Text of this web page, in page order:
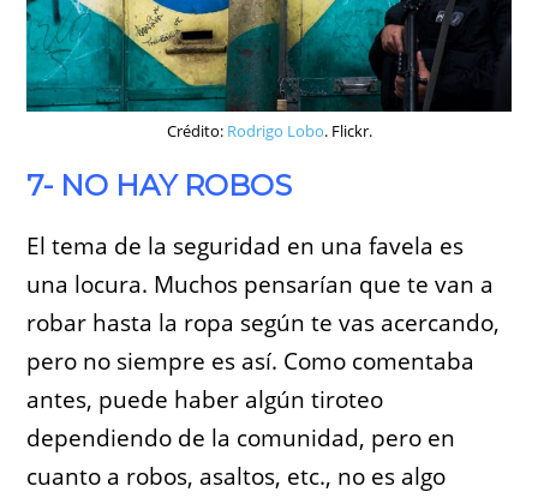
Crédito: Rodrigo Lobo. Flickr.
7- NO HAY ROBOS
El tema de la seguridad en una favela es
una locura. Muchos pensarían que te van a
robar hasta la ropa según te vas acercando,
pero no siempre es así. Como comentaba
antes, puede haber algún tiroteo
dependiendo de la comunidad, pero en
cuanto a robos, asaltos, etc., no es algo